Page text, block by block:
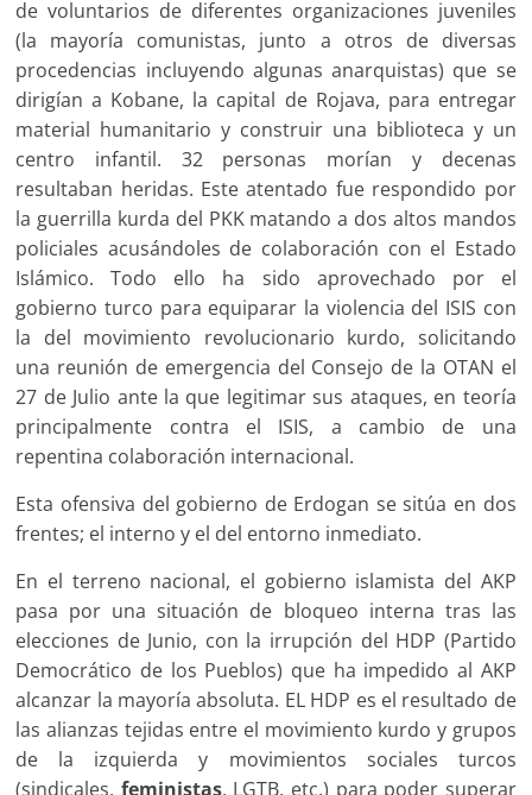
de voluntarios de diferentes organizaciones juveniles
(la mayoría comunistas, junto a otros de diversas
procedencias incluyendo algunas anarquistas) que se
dirigían a Kobane, la capital de Rojava, para entregar
material humanitario y construir una biblioteca y un
centro infantil. 32 personas morían y decenas
resultaban heridas. Este atentado fue respondido por
la guerrilla kurda del PKK matando a dos altos mandos
policiales acusándoles de colaboración con el Estado
Islámico. Todo ello ha sido aprovechado por el
gobierno turco para equiparar la violencia del ISIS con
la del movimiento revolucionario kurdo, solicitando
una reunión de emergencia del Consejo de la OTAN el
27 de Julio ante la que legitimar sus ataques, en teoría
principalmente contra el ISIS, a cambio de una
repentina colaboración internacional.
Esta ofensiva del gobierno de Erdogan se sitúa en dos
frentes; el interno y el del entorno inmediato.
En el terreno nacional, el gobierno islamista del AKP
pasa por una situación de bloqueo interna tras las
elecciones de Junio, con la irrupción del HDP (Partido
Democrático de los Pueblos) que ha impedido al AKP
alcanzar la mayoría absoluta. EL HDP es el resultado de
las alianzas tejidas entre el movimiento kurdo y grupos
de la izquierda y movimientos sociales turcos
(sindicales, feministas, LGTB, etc.) para poder superar